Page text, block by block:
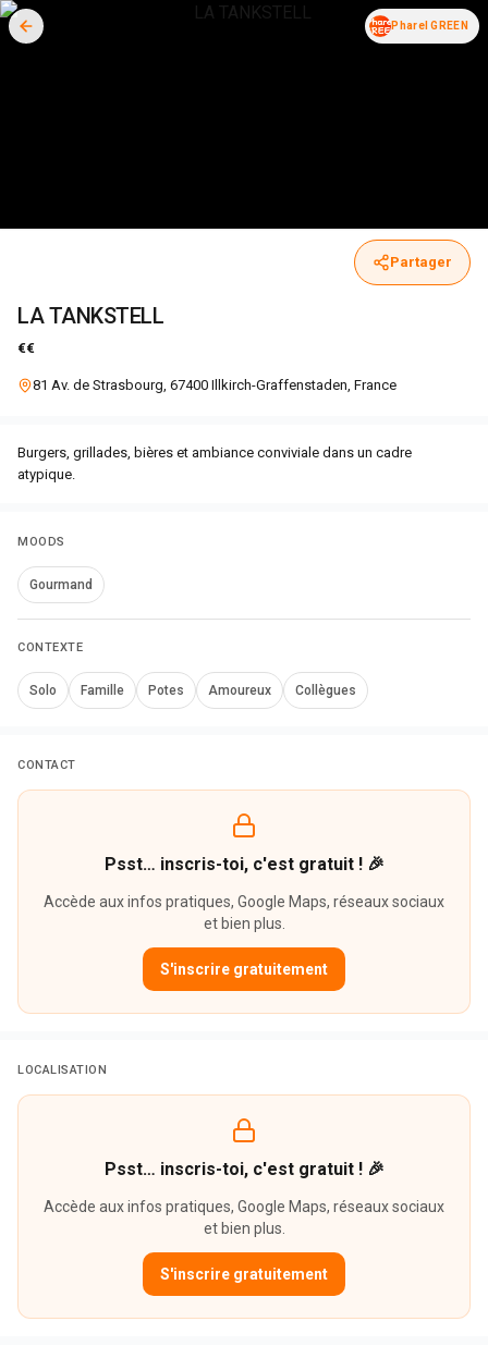
Pharel GREEN
Partager
LA TANKSTELL
€€
81 Av. de Strasbourg, 67400 Illkirch-Graffenstaden, France
Burgers, grillades, bières et ambiance conviviale dans un cadre
atypique.
MOODS
Gourmand
CONTEXTE
Solo Famille Potes Amoureux Collègues
CONTACT
Psst… inscris-toi, c'est gratuit ! 🎉
Accède aux infos pratiques, Google Maps, réseaux sociaux
et bien plus.
S'inscrire gratuitement
LOCALISATION
Psst… inscris-toi, c'est gratuit ! 🎉
Accède aux infos pratiques, Google Maps, réseaux sociaux
et bien plus.
S'inscrire gratuitement